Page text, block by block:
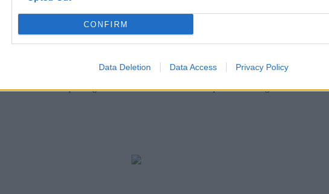
CONFIRM
Data Deletion Data Access Privacy Policy
utilizzati efficacemente anche da piccole e medie imprese.
trattati, ma in media si possono ridurre i costi di trasporto e smaltimento fino al
e sostenibile per la gestione dei rifiuti. Investire in queste tecnologie non solo